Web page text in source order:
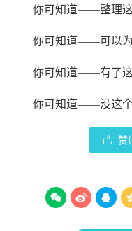
你可知道——整理这
你可知道——可以为
你可知道——有了这
你可知道——没这个
 赞(
  